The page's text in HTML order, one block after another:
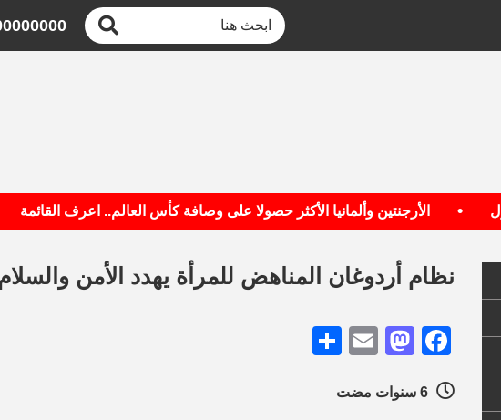
• الأرجنتين وألمانيا الأكثر حصولا على وصافة كأس العالم.. اعرف القائمة •
نظام أردوغان المناهض للمرأة يهدد الأمن
Facebook
Mastodon
Email